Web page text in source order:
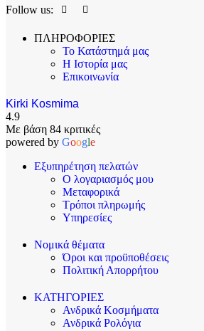
Follow us:
ΠΛΗΡΟΦΟΡΙΕΣ
Το Κατάστημά μας
Η Ιστορία μας
Επικοινωνία
Kirki Kosmima
4.9
Με βάση 84 κριτικές
powered by Google
Εξυπηρέτηση πελατών
Ο λογαριασμός μου
Μεταφορικά
Τρόποι πληρωμής
Υπηρεσίες
Νομικά θέματα
Όροι και προϋποθέσεις
Πολιτική Απορρήτου
ΚΑΤΗΓΟΡΙΕΣ
Ανδρικά Κοσμήματα
Ανδρικά Ρολόγια